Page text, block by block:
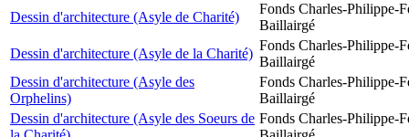
Dessin d'architecture (Asyle de Charité)
Fonds Charles-Philippe-
Baillairgé
Dessin d'architecture (Asyle de la Charité)
Fonds Charles-Philippe-
Baillairgé
Dessin d'architecture (Asyle des
Orphelins)
Fonds Charles-Philippe-
Baillairgé
Dessin d'architecture (Asyle des Soeurs de Fonds Charles-Philippe-